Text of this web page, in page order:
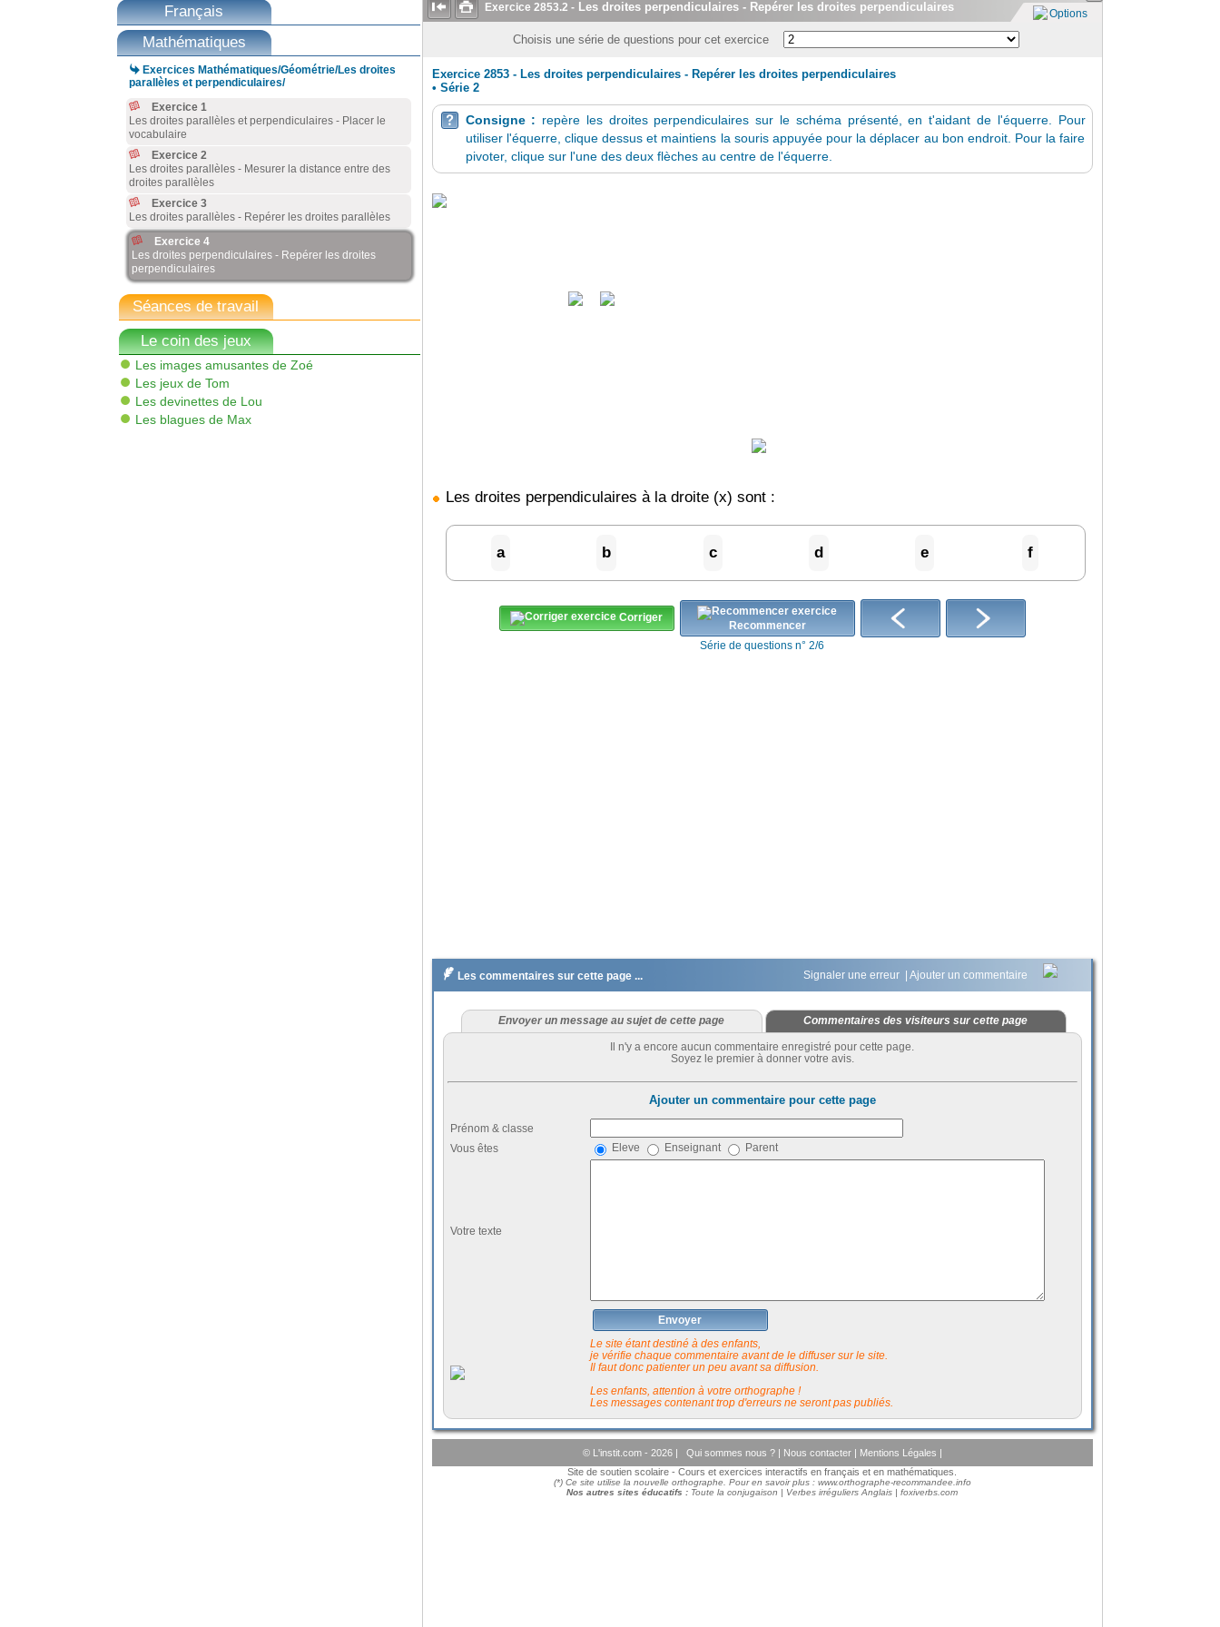
Français
Mathématiques
 Exercices Mathématiques/Géométrie/Les droites
parallèles et perpendiculaires/
Exercice 1
Les droites parallèles et perpendiculaires - Placer le
vocabulaire
Exercice 2
Les droites parallèles - Mesurer la distance entre des
droites parallèles
Exercice 3
Les droites parallèles - Repérer les droites parallèles
Exercice 4
Les droites perpendiculaires - Repérer les droites
perpendiculaires
Séances de travail
Le coin des jeux
Les images amusantes de Zoé
Les jeux de Tom
Les devinettes de Lou
Les blagues de Max
  Exercice 2853.2 - Les droites perpendiculaires - Repérer les droites perpendiculaires Options
Choisis une série de questions pour cet exercice
Exercice 2853 - Les droites perpendiculaires - Repérer les droites perpendiculaires
• Série 2
 Consigne : repère les droites perpendiculaires sur le schéma présenté, en t'aidant de l'équerre. Pour
utiliser l'équerre, clique dessus et maintiens la souris appuyée pour la déplacer au bon endroit. Pour la faire
pivoter, clique sur l'une des deux flèches au centre de l'équerre.
Les droites perpendiculaires à la droite (x) sont :
a b c d e f
Corriger
Recommencer
Série de questions n° 2/6
 Les commentaires sur cette page ... Signaler une erreur Ajouter un commentaire
Envoyer un message au sujet de cette page Commentaires des visiteurs sur cette page
Il n'y a encore aucun commentaire enregistré pour cette page.
Soyez le premier à donner votre avis.
Ajouter un commentaire pour cette page
Prénom & classe
Vous êtes
Eleve Enseignant Parent
Votre texte
Envoyer
Le site étant destiné à des enfants,
je vérifie chaque commentaire avant de le diffuser sur le site.
Il faut donc patienter un peu avant sa diffusion.
Les enfants, attention à votre orthographe !
Les messages contenant trop d'erreurs ne seront pas publiés.
© L'instit.com - 2026 | Qui sommes nous ? Nous contacter Mentions Légales
Site de soutien scolaire - Cours et exercices interactifs en français et en mathématiques.
(*) Ce site utilise la nouvelle orthographe. Pour en savoir plus : www.orthographe-recommandee.info
Nos autres sites éducatifs : Toute la conjugaison | Verbes irréguliers Anglais | foxiverbs.com